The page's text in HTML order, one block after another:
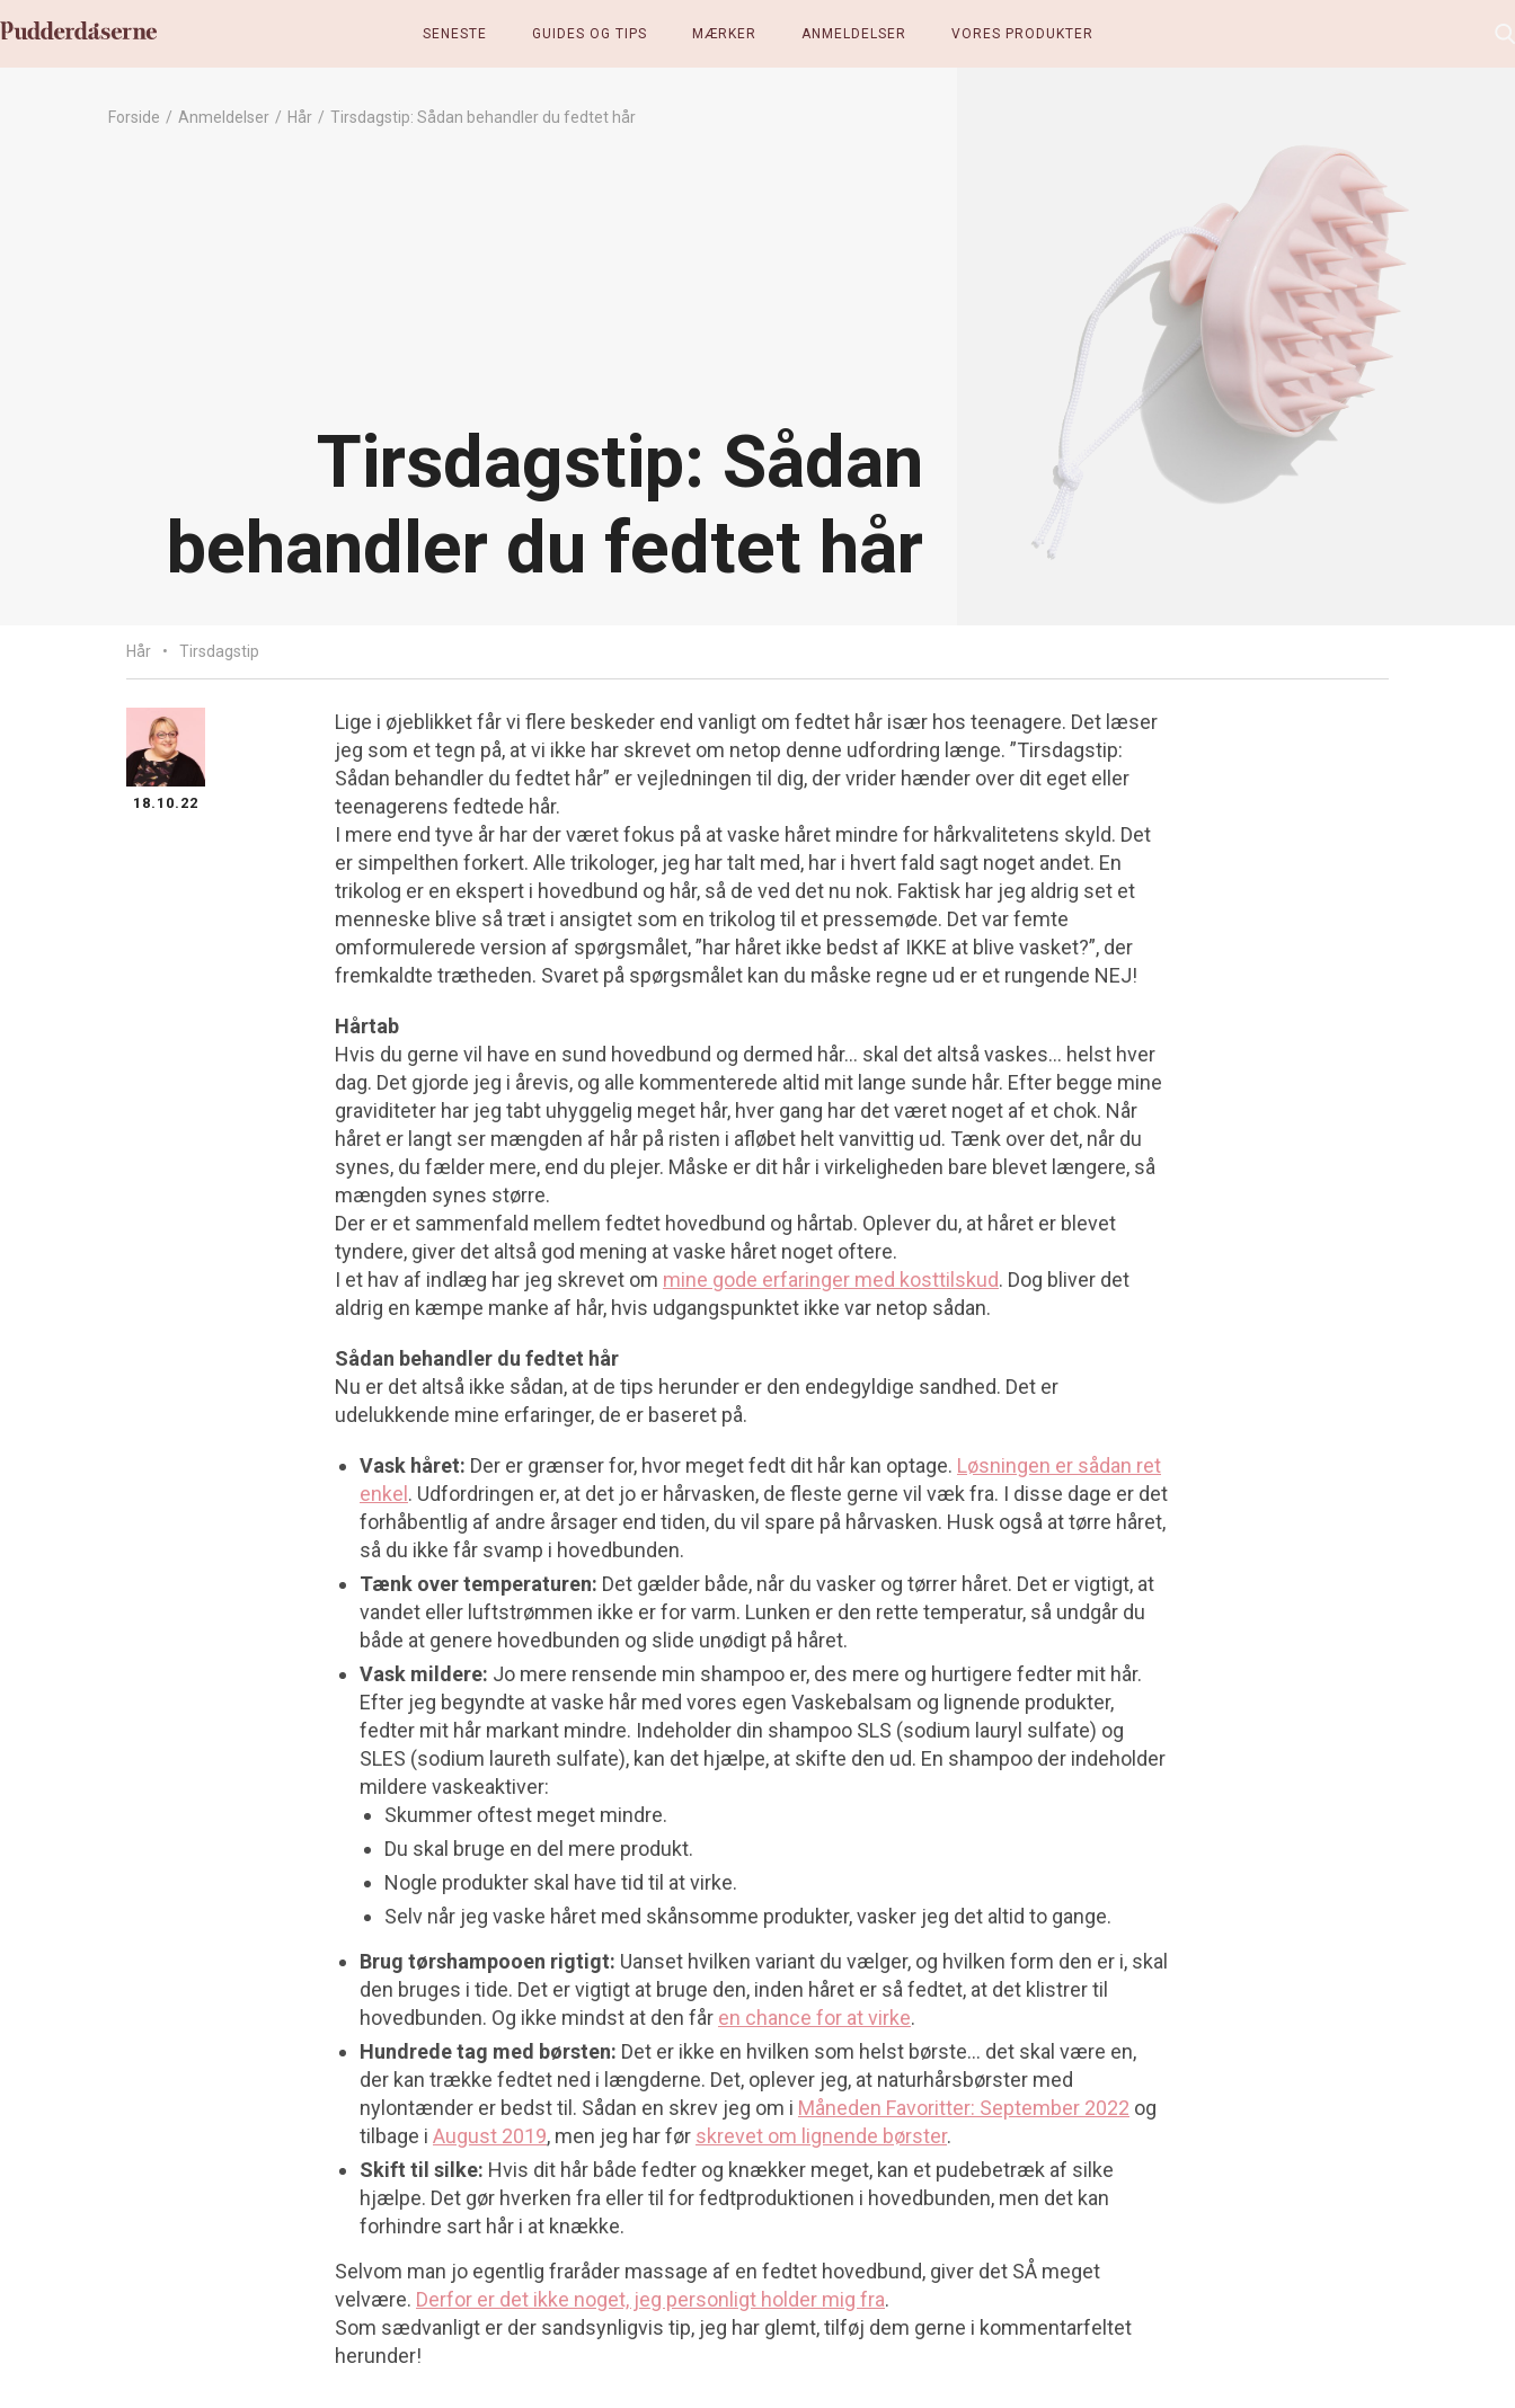
SENESTE GUIDES OG TIPS MÆRKER ANMELDELSER VORES PRODUKTER
Forside / Anmeldelser / Hår / Tirsdagstip: Sådan behandler du fedtet hår
Tirsdagstip: Sådan
behandler du fedtet hår
Hår Tirsdagstip
18.10.22
Lige i øjeblikket får vi flere beskeder end vanligt om fedtet hår især hos teenagere. Det læser
jeg som et tegn på, at vi ikke har skrevet om netop denne udfordring længe. ”Tirsdagstip:
Sådan behandler du fedtet hår” er vejledningen til dig, der vrider hænder over dit eget eller
teenagerens fedtede hår.
I mere end tyve år har der været fokus på at vaske håret mindre for hårkvalitetens skyld. Det
er simpelthen forkert. Alle trikologer, jeg har talt med, har i hvert fald sagt noget andet. En
trikolog er en ekspert i hovedbund og hår, så de ved det nu nok. Faktisk har jeg aldrig set et
menneske blive så træt i ansigtet som en trikolog til et pressemøde. Det var femte
omformulerede version af spørgsmålet, ”har håret ikke bedst af IKKE at blive vasket?”, der
fremkaldte trætheden. Svaret på spørgsmålet kan du måske regne ud er et rungende NEJ!
Hårtab
Hvis du gerne vil have en sund hovedbund og dermed hår… skal det altså vaskes… helst hver
dag. Det gjorde jeg i årevis, og alle kommenterede altid mit lange sunde hår. Efter begge mine
graviditeter har jeg tabt uhyggelig meget hår, hver gang har det været noget af et chok. Når
håret er langt ser mængden af hår på risten i afløbet helt vanvittig ud. Tænk over det, når du
synes, du fælder mere, end du plejer. Måske er dit hår i virkeligheden bare blevet længere, så
mængden synes større.
Der er et sammenfald mellem fedtet hovedbund og hårtab. Oplever du, at håret er blevet
tyndere, giver det altså god mening at vaske håret noget oftere.
I et hav af indlæg har jeg skrevet om mine gode erfaringer med kosttilskud. Dog bliver det
aldrig en kæmpe manke af hår, hvis udgangspunktet ikke var netop sådan.
Sådan behandler du fedtet hår
Nu er det altså ikke sådan, at de tips herunder er den endegyldige sandhed. Det er
udelukkende mine erfaringer, de er baseret på.
Vask håret: Der er grænser for, hvor meget fedt dit hår kan optage. Løsningen er sådan ret
enkel . Udfordringen er, at det jo er hårvasken, de fleste gerne vil væk fra. I disse dage er det
forhåbentlig af andre årsager end tiden, du vil spare på hårvasken. Husk også at tørre håret,
så du ikke får svamp i hovedbunden.
Tænk over temperaturen: Det gælder både, når du vasker og tørrer håret. Det er vigtigt, at
vandet eller luftstrømmen ikke er for varm. Lunken er den rette temperatur, så undgår du
både at genere hovedbunden og slide unødigt på håret.
Vask mildere: Jo mere rensende min shampoo er, des mere og hurtigere fedter mit hår.
Efter jeg begyndte at vaske hår med vores egen Vaskebalsam og lignende produkter,
fedter mit hår markant mindre. Indeholder din shampoo SLS (sodium lauryl sulfate) og
SLES (sodium laureth sulfate), kan det hjælpe, at skifte den ud. En shampoo der indeholder
mildere vaskeaktiver:
Skummer oftest meget mindre.
Du skal bruge en del mere produkt.
Nogle produkter skal have tid til at virke.
Selv når jeg vaske håret med skånsomme produkter, vasker jeg det altid to gange.
Brug tørshampooen rigtigt: Uanset hvilken variant du vælger, og hvilken form den er i, skal
den bruges i tide. Det er vigtigt at bruge den, inden håret er så fedtet, at det klistrer til
hovedbunden. Og ikke mindst at den får en chance for at virke.
Hundrede tag med børsten: Det er ikke en hvilken som helst børste… det skal være en,
der kan trække fedtet ned i længderne. Det, oplever jeg, at naturhårsbørster med
nylontænder er bedst til. Sådan en skrev jeg om i Måneden Favoritter: September 2022 og
tilbage i August 2019, men jeg har før skrevet om lignende børster.
Skift til silke: Hvis dit hår både fedter og knækker meget, kan et pudebetræk af silke
hjælpe. Det gør hverken fra eller til for fedtproduktionen i hovedbunden, men det kan
forhindre sart hår i at knække.
Selvom man jo egentlig fraråder massage af en fedtet hovedbund, giver det SÅ meget
velvære. Derfor er det ikke noget, jeg personligt holder mig fra.
Som sædvanligt er der sandsynligvis tip, jeg har glemt, tilføj dem gerne i kommentarfeltet
herunder!